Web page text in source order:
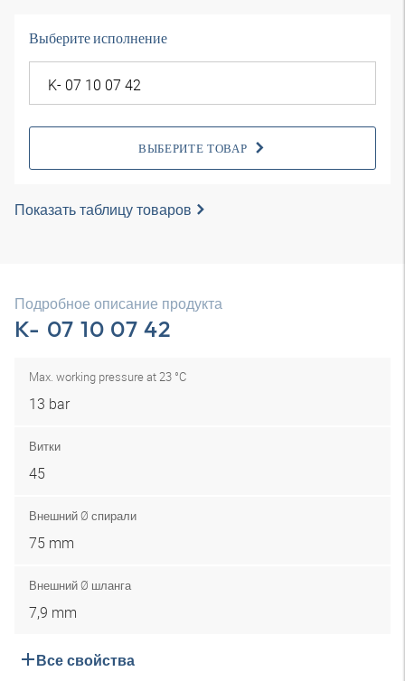
Выберите исполнение
ВЫБЕРИТЕ ТОВАР
Показать таблицу товаров
Подробное описание продукта
K- 07 10 07 42
Max. working pressure at 23 °C
13 bar
Витки
45
Внешний Ø спирали
75 mm
Внешний Ø шланга
7,9 mm
Все свойства